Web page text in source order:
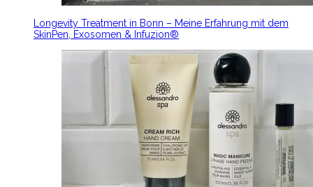
Longevity Treatment in Bonn – Meine Erfahrung mit dem
SkinPen, Exosomen & Infuzion®